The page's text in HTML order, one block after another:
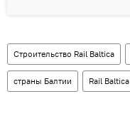
Строительство Rail Baltica
страны Балтии Rail Baltica